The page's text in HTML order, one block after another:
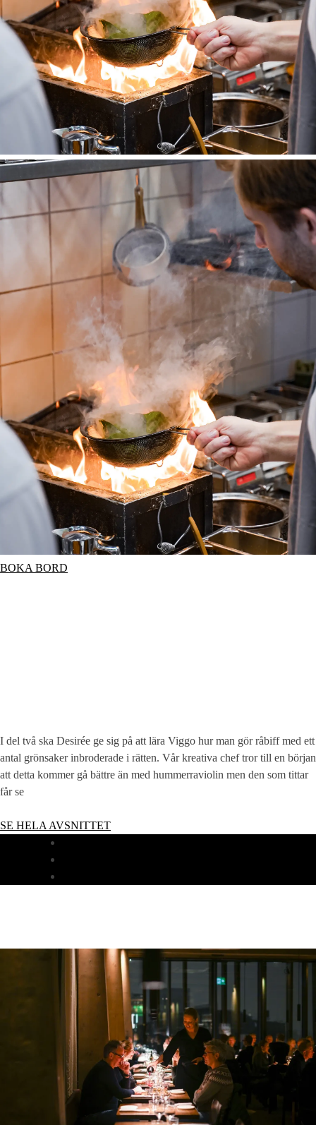
BOKA BORD
I del två ska Desirée ge sig på att lära Viggo hur man gör råbiff med ett
antal grönsaker inbroderade i rätten. Vår kreativa chef tror till en början
att detta kommer gå bättre än med hummerraviolin men den som tittar
får se
SE HELA AVSNITTET